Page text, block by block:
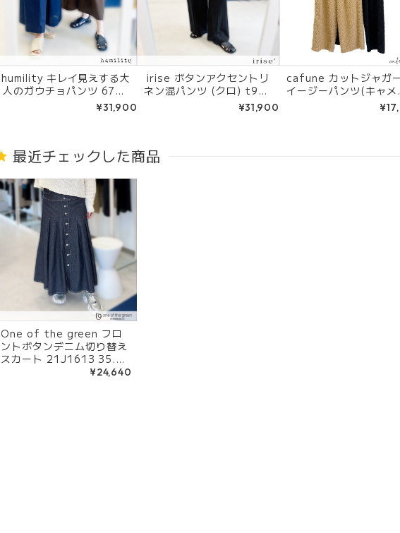
humility キレイ見えする大
人のガウチョパンツ 6721
6550 チョコレート/ネイ
¥31,900
irise ボタンアクセントリ
ネン混パンツ (クロ) t906
¥31,900
cafune カットジャガ
イージーパンツ(キャメ
ブラック) 635612
最近チェックした商品
One of the green フロ
ントボタンデニム切り替え
スカート 21J1613 35.イ
¥24,640